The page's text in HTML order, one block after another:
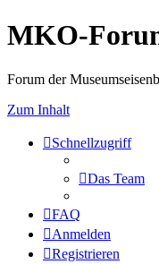
MKO-
Forum der
Zum Inhalt
Schnellzugriff
Das Team
FAQ
Anmelden
Registrieren